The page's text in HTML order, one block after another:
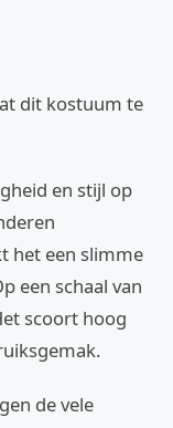
dit kostuum te
en stijl op
het een slimme
een schaal van
scoort hoog
de vele